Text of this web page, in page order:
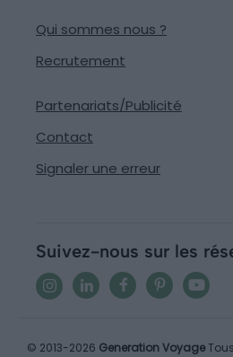
Qui sommes nous ?
Recrutement
Partenariats/Publicité
Contact
Signaler une erreur
Suivez-nous sur les
© 2013-2026 Generation Voyage